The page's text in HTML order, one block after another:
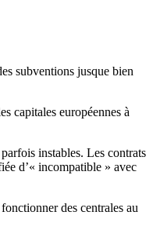
subventions jusque bien
capitales européennes à
instables. Les contrats
d’« incompatible » avec
des centrales au